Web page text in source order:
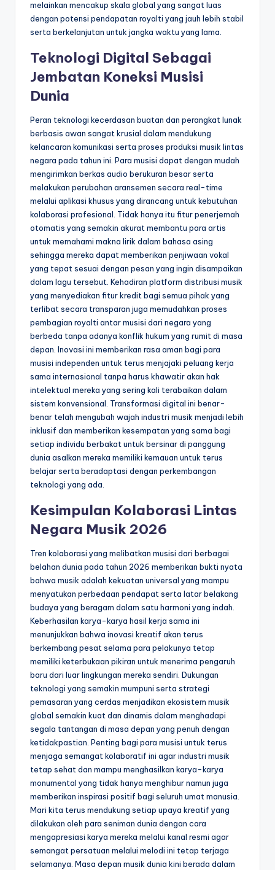
melainkan mencakup skala global yang sangat luas
dengan potensi pendapatan royalti yang jauh lebih stabil
serta berkelanjutan untuk jangka waktu yang lama.
Teknologi Digital Sebagai
Jembatan Koneksi Musisi
Dunia
Peran teknologi kecerdasan buatan dan perangkat lunak
berbasis awan sangat krusial dalam mendukung
kelancaran komunikasi serta proses produksi musik lintas
negara pada tahun ini. Para musisi dapat dengan mudah
mengirimkan berkas audio berukuran besar serta
melakukan perubahan aransemen secara real-time
melalui aplikasi khusus yang dirancang untuk kebutuhan
kolaborasi profesional. Tidak hanya itu fitur penerjemah
otomatis yang semakin akurat membantu para artis
untuk memahami makna lirik dalam bahasa asing
sehingga mereka dapat memberikan penjiwaan vokal
yang tepat sesuai dengan pesan yang ingin disampaikan
dalam lagu tersebut. Kehadiran platform distribusi musik
yang menyediakan fitur kredit bagi semua pihak yang
terlibat secara transparan juga memudahkan proses
pembagian royalti antar musisi dari negara yang
berbeda tanpa adanya konflik hukum yang rumit di masa
depan. Inovasi ini memberikan rasa aman bagi para
musisi independen untuk terus menjajaki peluang kerja
sama internasional tanpa harus khawatir akan hak
intelektual mereka yang sering kali terabaikan dalam
sistem konvensional. Transformasi digital ini benar-
benar telah mengubah wajah industri musik menjadi lebih
inklusif dan memberikan kesempatan yang sama bagi
setiap individu berbakat untuk bersinar di panggung
dunia asalkan mereka memiliki kemauan untuk terus
belajar serta beradaptasi dengan perkembangan
teknologi yang ada.
Kesimpulan Kolaborasi Lintas
Negara Musik 2026
Tren kolaborasi yang melibatkan musisi dari berbagai
belahan dunia pada tahun 2026 memberikan bukti nyata
bahwa musik adalah kekuatan universal yang mampu
menyatukan perbedaan pendapat serta latar belakang
budaya yang beragam dalam satu harmoni yang indah.
Keberhasilan karya-karya hasil kerja sama ini
menunjukkan bahwa inovasi kreatif akan terus
berkembang pesat selama para pelakunya tetap
memiliki keterbukaan pikiran untuk menerima pengaruh
baru dari luar lingkungan mereka sendiri. Dukungan
teknologi yang semakin mumpuni serta strategi
pemasaran yang cerdas menjadikan ekosistem musik
global semakin kuat dan dinamis dalam menghadapi
segala tantangan di masa depan yang penuh dengan
ketidakpastian. Penting bagi para musisi untuk terus
menjaga semangat kolaboratif ini agar industri musik
tetap sehat dan mampu menghasilkan karya-karya
monumental yang tidak hanya menghibur namun juga
memberikan inspirasi positif bagi seluruh umat manusia.
Mari kita terus mendukung setiap upaya kreatif yang
dilakukan oleh para seniman dunia dengan cara
mengapresiasi karya mereka melalui kanal resmi agar
semangat persatuan melalui melodi ini tetap terjaga
selamanya. Masa depan musik dunia kini berada dalam